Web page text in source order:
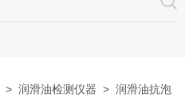
>润滑油检测仪器 >润滑油抗泡